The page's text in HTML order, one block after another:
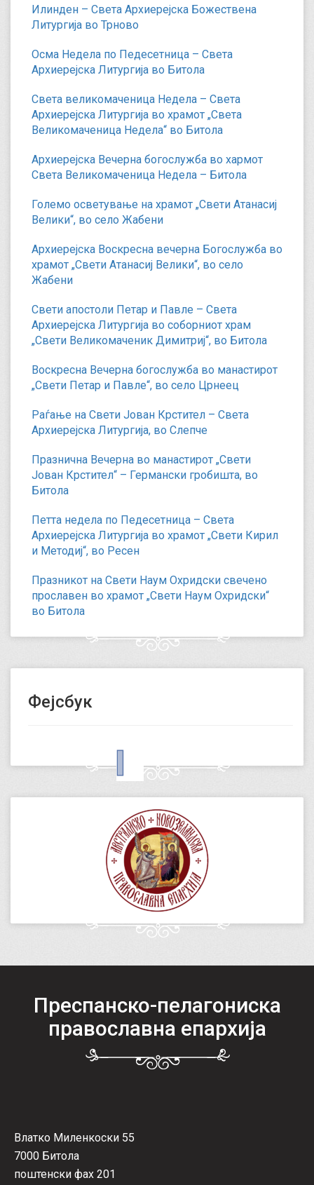
Илинден – Света Архиерејска Божествена
Литургија во Трново
Осма Недела по Педесетница – Света
Архиерејска Литургија во Битола
Света великомаченица Недела – Света
Архиерејска Литургија во храмот „Света
Великомаченица Недела“ во Битола
Архиерејска Вечерна богослужба во хармот
Света Великомаченица Недела – Битола
Големо осветување на храмот „Свети Атанасиј
Велики“, во село Жабени
Архиерејска Воскресна вечерна Богослужба во
храмот „Свети Атанасиј Велики“, во село
Жабени
Свети апостоли Петар и Павле – Света
Архиерејска Литургија во соборниот храм
„Свети Великомаченик Димитриј“, во Битола
Воскресна Вечерна богослужба во манастирот
„Свети Петар и Павле“, во село Црнеец
Раѓање на Свети Јован Крстител – Света
Архиерејска Литургија, во Слепче
Празнична Вечерна во манастирот „Свети
Јован Крстител“ – Германски гробишта, во
Битола
Петта недела по Педесетница – Света
Архиерејска Литургија во храмот „Свети Кирил
и Методиј“, во Ресен
Празникот на Свети Наум Охридски свечено
прославен во храмот „Свети Наум Охридски“
во Битола
Фејсбук
Преспанско-пелагониска
православна епархија
Влатко Миленкоски 55
7000 Битола
поштенски фах 201